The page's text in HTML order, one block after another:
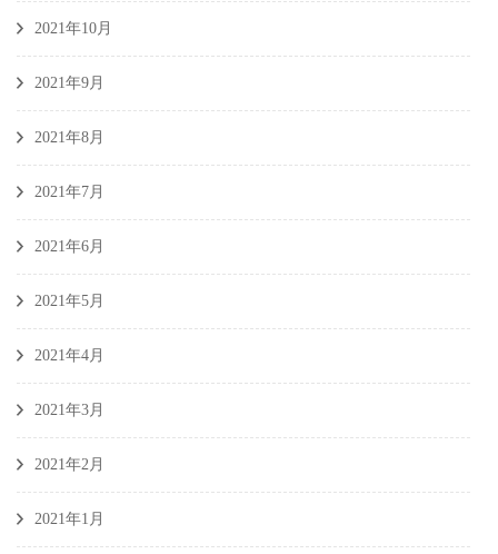
2021年10月
2021年9月
2021年8月
2021年7月
2021年6月
2021年5月
2021年4月
2021年3月
2021年2月
2021年1月